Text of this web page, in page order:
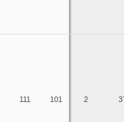
111 101 2